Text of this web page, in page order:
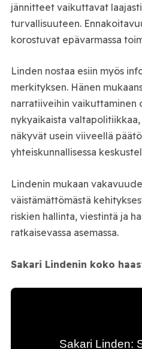
jännitteet vaikuttavat
turvallisuuteen.
korostuvat epävarmassa
Linden nostaa esiin myös
merkityksen. Hänen
narratiiveihin vaikuttaminen
nykyaikaista
näkyvät usein viiveellä
yhteiskunnallisessa
Lindenin mukaan
väistämättömästä
riskien hallinta, viestintä ja
ratkaisevassa asemassa.
Sakari Lindenin koko